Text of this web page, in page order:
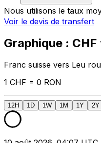
Nous utilisons le taux
Voir le devis de transfert
Graphique : CHF
Franc suisse vers Leu
1 CHF = 0 RON
12H 1D 1W 1M 1Y 2Y